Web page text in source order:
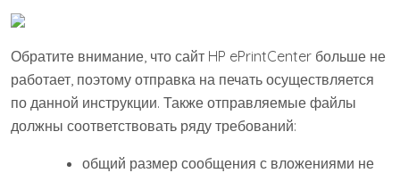
Обратите внимание, что сайт HP ePrintCenter больше не
работает, поэтому отправка на печать осуществляется
по данной инструкции. Также отправляемые файлы
должны соответствовать ряду требований:
общий размер сообщения с вложениями не